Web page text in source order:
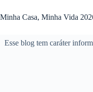
para
o
Minha Casa, Minha Vida
Esse blog tem caráter